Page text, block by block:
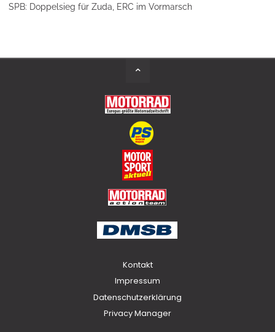
SPB: Doppelsieg für Zuda, ERC im Vormarsch
Kontakt
Impressum
Datenschutzerklärung
Privacy Manager
Back